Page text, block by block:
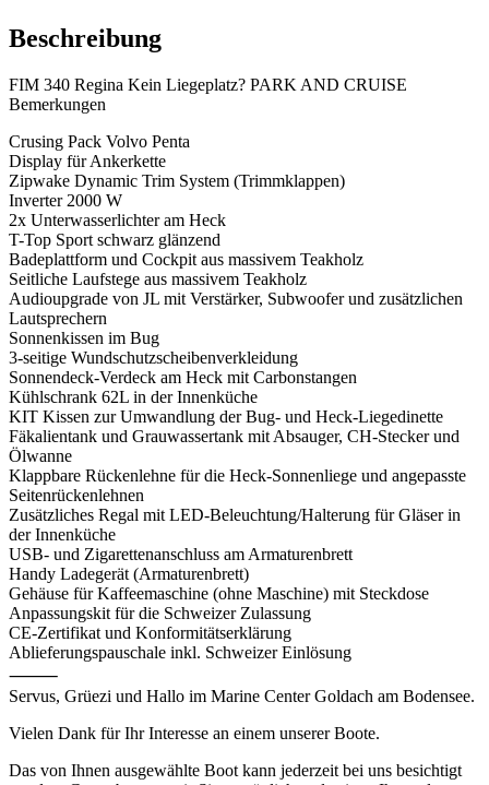
Beschreibung
FIM 340 Regina Kein Liegeplatz? PARK AND CRUISE
Bemerkungen
Crusing Pack Volvo Penta
Display für Ankerkette
Zipwake Dynamic Trim System (Trimmklappen)
Inverter 2000 W
2x Unterwasserlichter am Heck
T-Top Sport schwarz glänzend
Badeplattform und Cockpit aus massivem Teakholz
Seitliche Laufstege aus massivem Teakholz
Audioupgrade von JL mit Verstärker, Subwoofer und zusätzlichen
Lautsprechern
Sonnenkissen im Bug
3-seitige Wundschutzscheibenverkleidung
Sonnendeck-Verdeck am Heck mit Carbonstangen
Kühlschrank 62L in der Innenküche
KIT Kissen zur Umwandlung der Bug- und Heck-Liegedinette
Fäkalientank und Grauwassertank mit Absauger, CH-Stecker und
Ölwanne
Klappbare Rückenlehne für die Heck-Sonnenliege und angepasste
Seitenrückenlehnen
Zusätzliches Regal mit LED-Beleuchtung/Halterung für Gläser in
der Innenküche
USB- und Zigarettenanschluss am Armaturenbrett
Handy Ladegerät (Armaturenbrett)
Gehäuse für Kaffeemaschine (ohne Maschine) mit Steckdose
Anpassungskit für die Schweizer Zulassung
CE-Zertifikat und Konformitätserklärung
Ablieferungspauschale inkl. Schweizer Einlösung
⸻
Servus, Grüezi und Hallo im Marine Center Goldach am Bodensee.
Vielen Dank für Ihr Interesse an einem unserer Boote.
Das von Ihnen ausgewählte Boot kann jederzeit bei uns besichtigt